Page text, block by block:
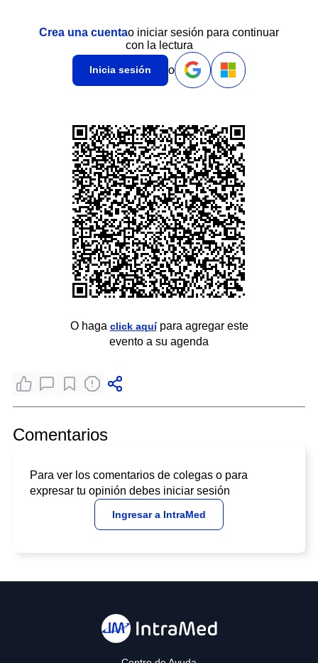
Crea una cuentao iniciar sesión para continuar
con la lectura
Inicia sesión o
O haga click aquípara agregar este
evento a su agenda
Comentarios
Para ver los comentarios de colegas o para
expresar tu opinión debes iniciar sesión
Ingresar a IntraMed